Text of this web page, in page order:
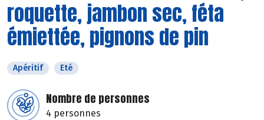
roquette, jambon sec, féta
émiettée, pignons de pin
Apéritif Eté
Nombre de personnes
4 personnes